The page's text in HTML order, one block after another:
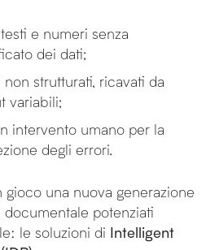
e numeri senza
dei dati;
strutturati, ricavati da
variabili;
intervento umano per la
degli errori.
una nuova generazione
potenziati
le soluzioni di Intelligent